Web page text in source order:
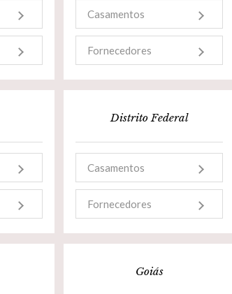
Casamentos
Fornecedores
Distrito Federal
Casamentos
Fornecedores
Goiás